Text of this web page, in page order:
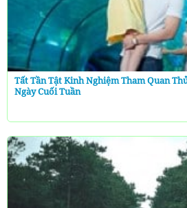
Tất Tần Tật Kinh Nghiệm Tham Quan
Ngày Cuối Tuần